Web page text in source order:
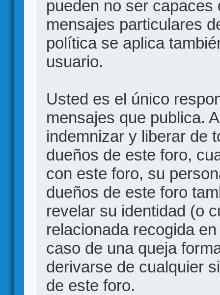
pueden no ser
mensajes particulares
política se aplica
usuario.
Usted es el único
mensajes que publica.
indemnizar y liberar de
dueños de este foro,
con este foro, su
dueños de este foro
revelar su identidad (o
relacionada recogida
caso de una queja
derivarse de cualquier
de este foro.